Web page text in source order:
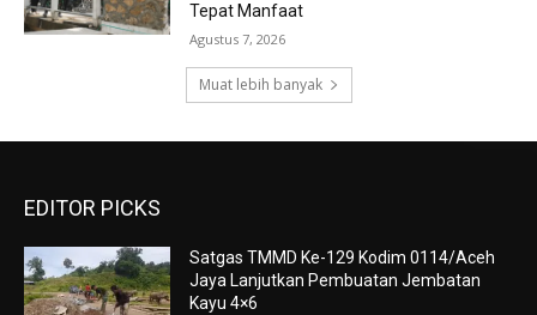
Tepat Manfaat
Agustus 7, 2026
Muat lebih banyak
EDITOR PICKS
Satgas TMMD Ke-129 Kodim 0114/Aceh
Jaya Lanjutkan Pembuatan Jembatan
Kayu 4×6